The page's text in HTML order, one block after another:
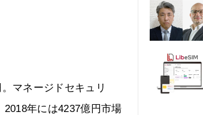
マネージドセキュリ
年には4237億円市場